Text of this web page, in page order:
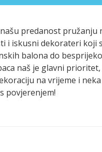
predanost
i iskusni dekorateri koji
balona do
naš je glavni
na vrijeme i
povjerenjem!